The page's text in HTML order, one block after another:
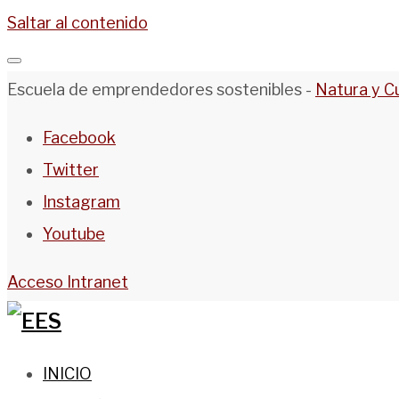
Saltar al contenido
Escuela de emprendedores sostenibles - Natura y
Facebook
Twitter
Instagram
Youtube
Acceso Intranet
INICIO